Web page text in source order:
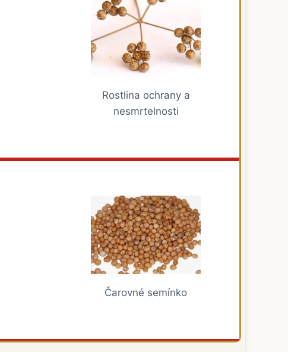
Rostlina ochrany a
nesmrtelnosti
Čarovné semínko